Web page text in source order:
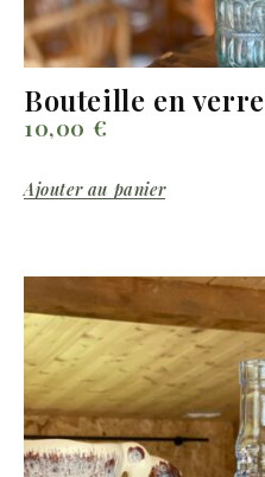
Bouteille en verre
10,00 €
Ajouter au panier